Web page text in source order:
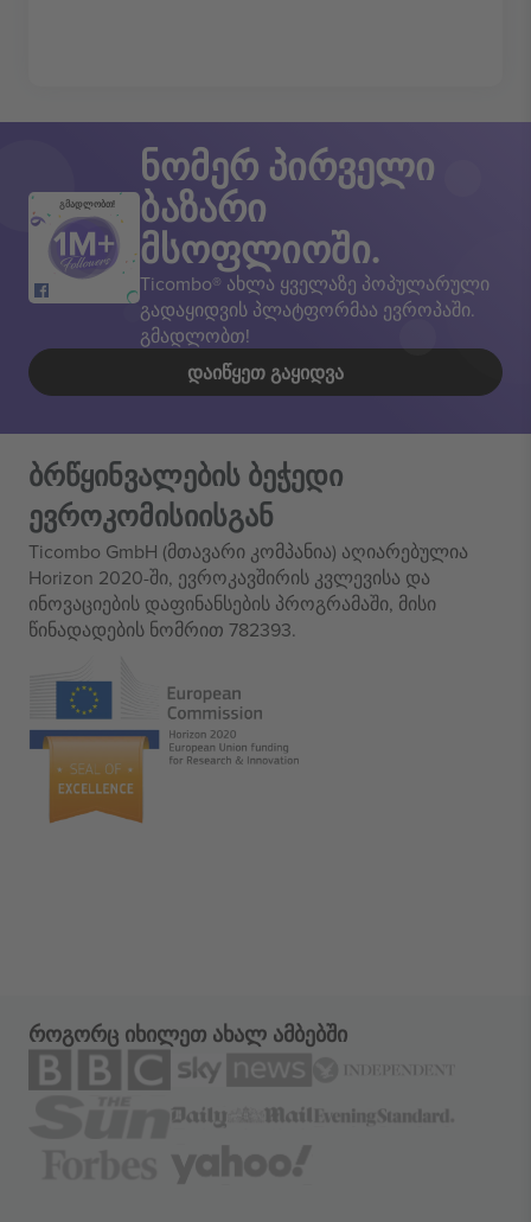
გმადლობთ!
ნომერ პირველი
ბაზარი
მსოფლიოში.
Ticombo® ახლა ყველაზე პოპულარული
გადაყიდვის პლატფორმაა ევროპაში.
გმადლობთ!
ᲓᲐᲘᲬᲧᲔᲗ ᲒᲐᲧᲘᲓᲕᲐ
ბრწყინვალების ბეჭედი
ევროკომისიისგან
Ticombo GmbH (მთავარი კომპანია) აღიარებულია
Horizon 2020-ში, ევროკავშირის კვლევისა და
ინოვაციების დაფინანსების პროგრამაში, მისი
წინადადების ნომრით 782393.
როგორც იხილეთ ახალ ამბებში